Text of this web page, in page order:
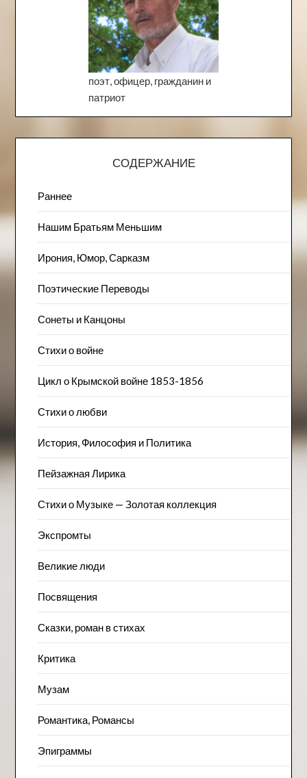
поэт, офицер, гражданин и
патриот
СОДЕРЖАНИЕ
Раннее
Нашим Братьям Меньшим
Ирония, Юмор, Сарказм
Поэтические Переводы
Сонеты и Канцоны
Стихи о войне
Цикл о Крымской войне 1853-1856
Стихи о любви
История, Философия и Политика
Пейзажна​я Лирика
Стихи о Музыке — Золотая коллекция
Экспромты
Великие люди
Посвящения
Сказки, роман в стихах
Критика
Музам
Романтика, Романсы
Эпиграммы